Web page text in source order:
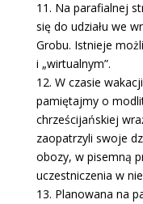
11. Na parafialnej
się do udziału we
Grobu. Istnieje
i „wirtualnym”.
12. W czasie
pamiętajmy o
chrześcijańskiej
zaopatrzyli swoje
obozy, w pisemną
uczestniczenia w
13. Planowana na